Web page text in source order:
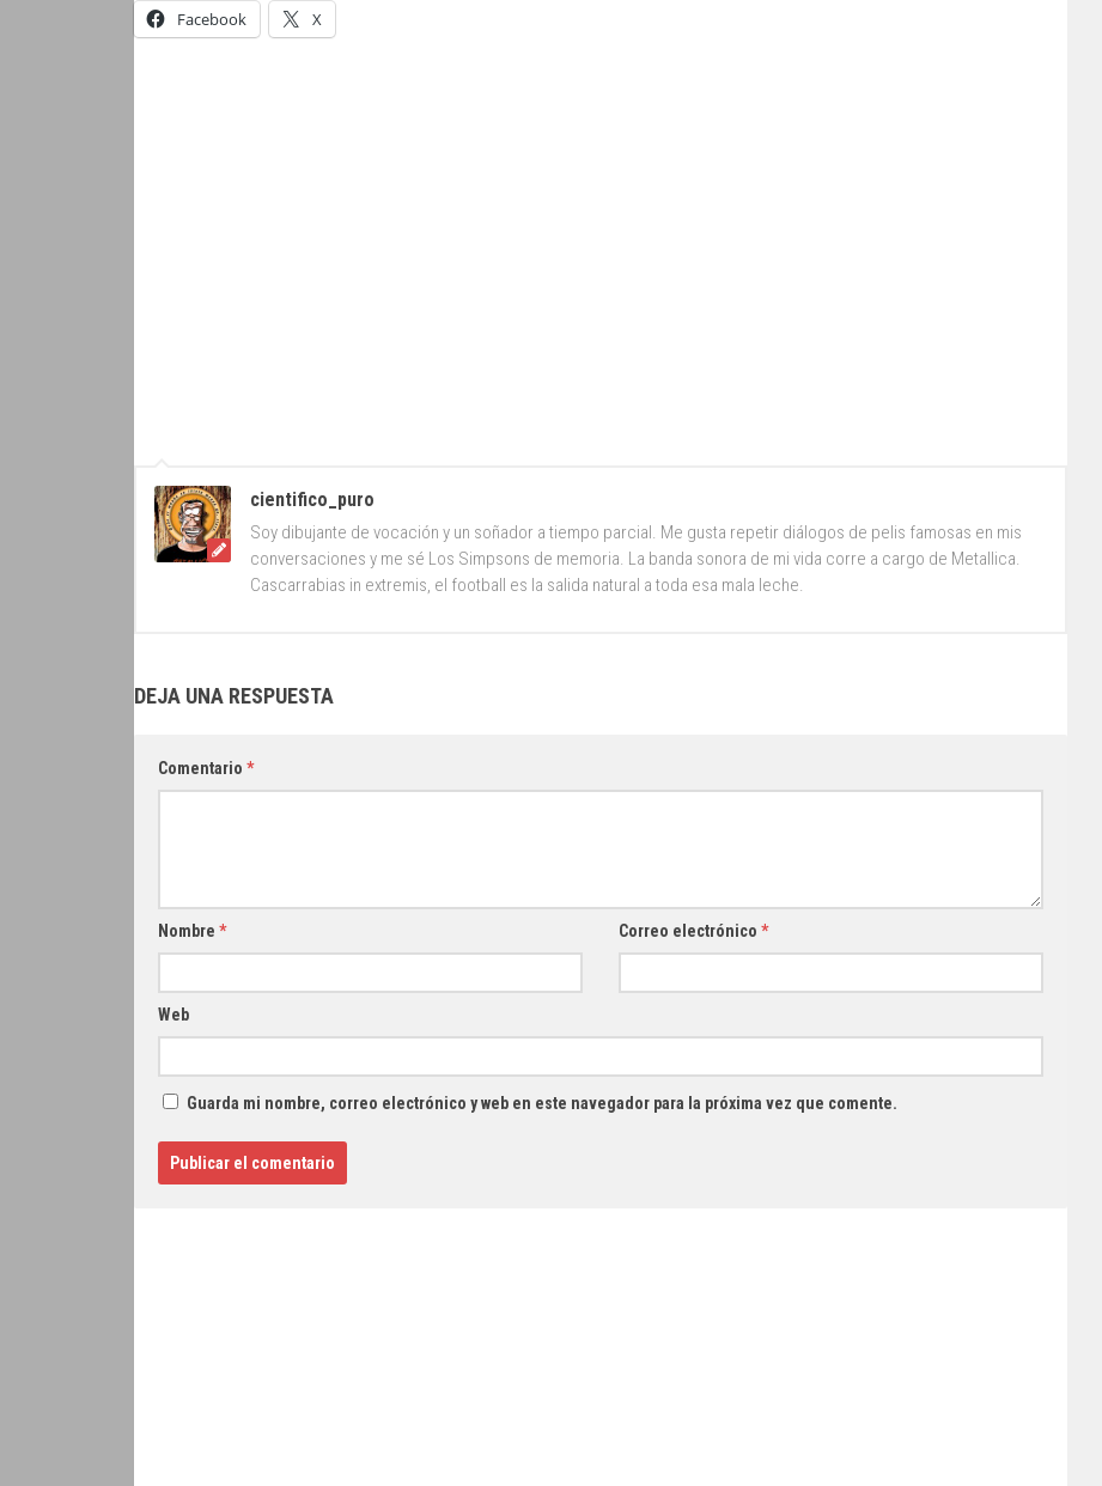
Facebook X
cientifico_puro
Soy dibujante de vocación y un soñador a tiempo parcial. Me gusta repetir diálogos de pelis famosas en mis
conversaciones y me sé Los Simpsons de memoria. La banda sonora de mi vida corre a cargo de Metallica.
Cascarrabias in extremis, el football es la salida natural a toda esa mala leche.
DEJA UNA RESPUESTA
Comentario *
Nombre * Correo electrónico *
Web
Guarda mi nombre, correo electrónico y web en este navegador para la próxima vez que comente.